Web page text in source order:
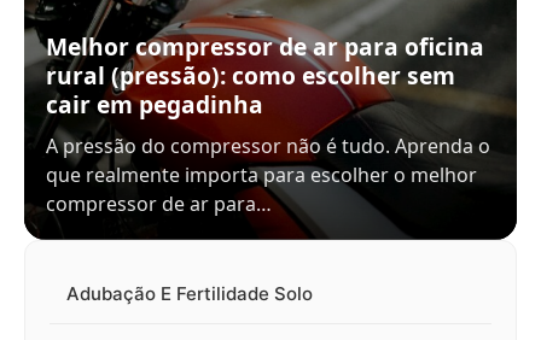
Melhor compressor de ar para oficina
rural (pressão): como escolher sem
cair em pegadinha
A pressão do compressor não é tudo. Aprenda o
que realmente importa para escolher o melhor
compressor de ar para…
Adubação E Fertilidade Solo